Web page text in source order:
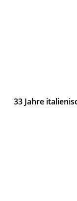
33 Jahre